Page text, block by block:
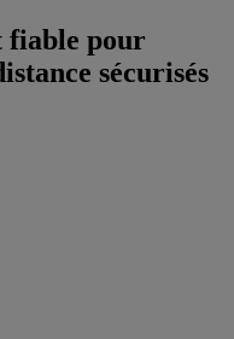
fiable pour
sécurisés